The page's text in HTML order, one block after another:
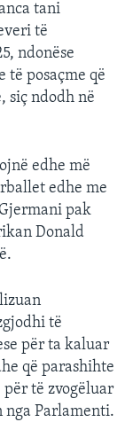
tani
të
ndonëse
të posaçme që
siç ndodh në
edhe më
edhe me
pak
Donald
të
për ta kaluar
që parashihte
të zvogëluar
Parlamenti.